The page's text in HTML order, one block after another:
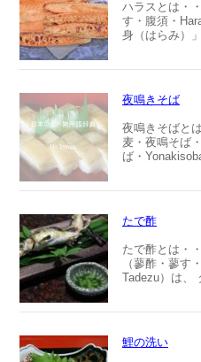
ハラスとは・
す・腹須・
身（はらみ）
夜鳴きそば
夜鳴きそばと
麦・夜鳴そば
ば・
たで酢
たで酢とは・
（蓼酢・蓼す
Tadezu）は、
鯉の洗い